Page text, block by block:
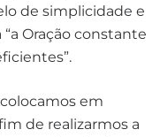
de simplicidade e
Oração constante
em
de realizarmos a